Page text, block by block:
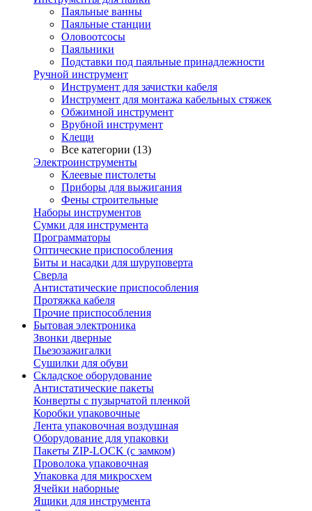
Паяльные ванны
Паяльные станции
Оловоотсосы
Паяльники
Подставки под паяльные принадлежности
Ручной инструмент
Инструмент для зачистки кабеля
Инструмент для монтажа кабельных стяжек
Обжимной инструмент
Врубной инструмент
Клещи
Все категории (13)
Электроинструменты
Клеевые пистолеты
Приборы для выжигания
Фены строительные
Наборы инструментов
Сумки для инструмента
Программаторы
Оптические приспособления
Биты и насадки для шуруповерта
Сверла
Антистатические приспособления
Протяжка кабеля
Прочие приспособления
Бытовая электроника
Звонки дверные
Пьезозажигалки
Сушилки для обуви
Складское оборудование
Антистатические пакеты
Конверты с пузырчатой пленкой
Коробки упаковочные
Лента упаковочная воздушная
Оборудование для упаковки
Пакеты ZIP-LOCK (с замком)
Проволока упаковочная
Упаковка для микросхем
Ячейки наборные
Ящики для инструмента